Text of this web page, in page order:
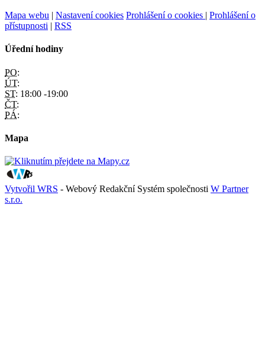
Mapa webu | Nastavení cookies Prohlášení o cookies | Prohlášení o
přístupnosti | RSS
Úřední hodiny
PO:
ÚT:
ST: 18:00 -19:00
ČT:
PÁ:
Mapa
Vytvořil WRS - Webový Redakční Systém společnosti W Partner
s.r.o.